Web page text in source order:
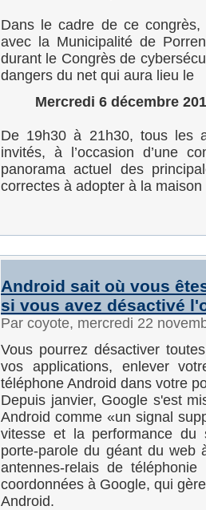
Dans le cadre de ce congrès,
avec la Municipalité de
durant le Congrès de
dangers du net qui aura lieu le
Mercredi 6 décembre
De 19h30 à 21h30, tous les
invités, à l’occasion d’une
panorama actuel des
correctes à adopter à la
Android sait où vous
si vous avez désactivé
Par coyote, mercredi 22
Vous pourrez désactiver
vos applications, enlever
téléphone Android dans votre
Depuis janvier, Google s'est
Android comme «un signal
vitesse et la performance du
porte-parole du géant du web
antennes-relais de
coordonnées à Google, qui
Android.